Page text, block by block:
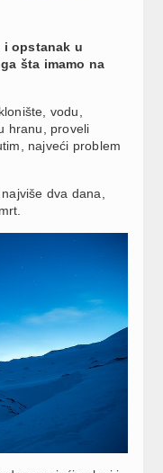
opstanak u
šta imamo na
vodu,
hranu, proveli
najveći problem
dva dana,